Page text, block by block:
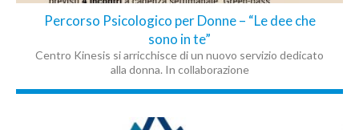
Percorso Psicologico per Donne – “Le dee che
sono in te”
Centro Kinesis si arricchisce di un nuovo servizio dedicato
alla donna. In collaborazione